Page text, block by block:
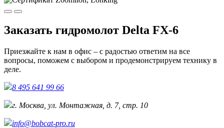
Заказать гидромолот Delta FX-6
Приезжайте к нам в офис – с радостью ответим на все
вопросы, поможем с выбором и продемонстрируем технику в
деле.
8 495 641 99 66
г. Москва, ул. Монтажная, д. 7, стр. 10
info@bobcat-pro.ru